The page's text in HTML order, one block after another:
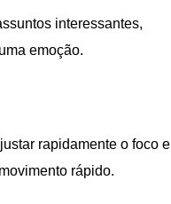
interessantes,
emoção.
rapidamente o foco e
rápido.